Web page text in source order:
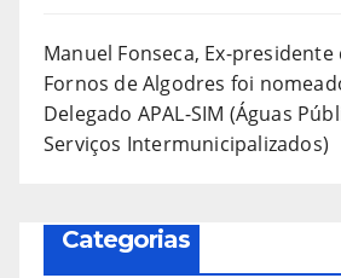
Manuel Fonseca, Ex-presidente
Fornos de Algodres foi
Delegado APAL-SIM (Águas
Serviços Intermunicipalizados)
Categorias